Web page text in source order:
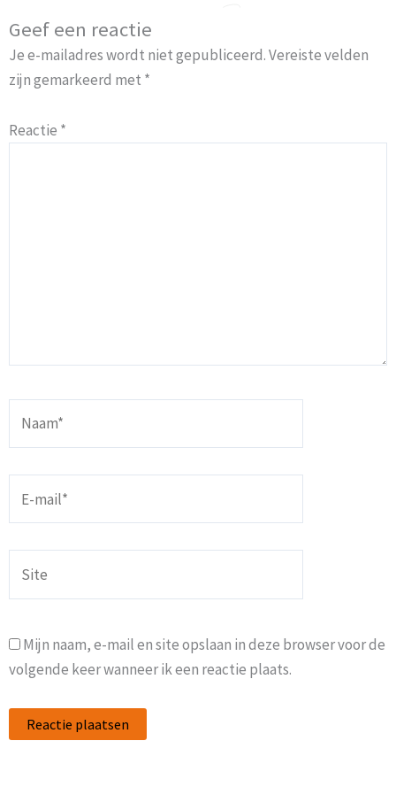
Geef een reactie
Je e-mailadres wordt niet gepubliceerd.Vereiste velden
zijn gemarkeerd met *
Reactie *
mail*
Mijn naam, e-mail en site opslaan in deze browser voor de
volgende keer wanneer ik een reactie plaats.